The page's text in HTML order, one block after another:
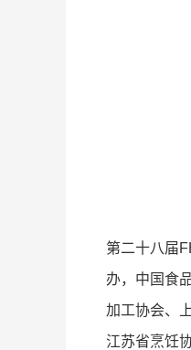
第二十八届
办，中国食
加工协会、
江苏省烹饪